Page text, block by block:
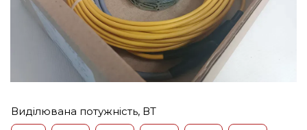
Виділювана потужність, ВТ